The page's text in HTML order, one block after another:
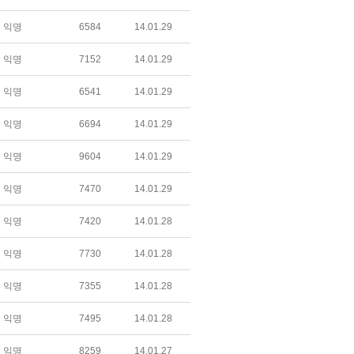
익명 6584 14.01.29
익명 7152 14.01.29
익명 6541 14.01.29
익명 6694 14.01.29
익명 9604 14.01.29
익명 7470 14.01.29
익명 7420 14.01.28
익명 7730 14.01.28
익명 7355 14.01.28
익명 7495 14.01.28
익명 8259 14.01.27